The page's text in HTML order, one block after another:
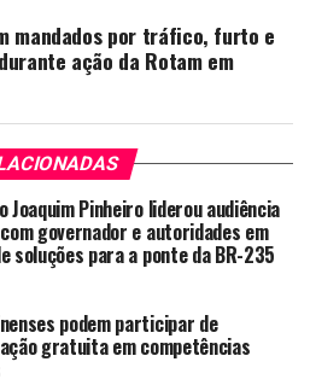
mandados por tráfico, furto e
ação da Rotam em
Joaquim Pinheiro liderou audiência
governador e autoridades em
soluções para a ponte da BR-235
podem participar de
gratuita em competências